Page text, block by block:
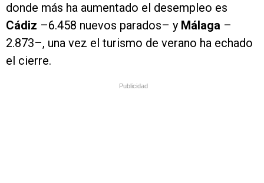
donde más ha aumentado el desempleo es
Cádiz –6.458 nuevos parados– y Málaga –
2.873–, una vez el turismo de verano ha echado
el cierre.
Publicidad